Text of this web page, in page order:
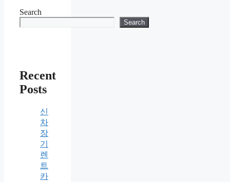
Search
Search
Recent
Posts
신
차
장
기
렌
트
카